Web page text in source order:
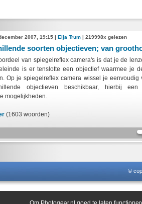
2007, 19:15 | Elja Trum| 219998x gelezen
soorten objectieven; van
van spiegelreflex camera's is dat je de
is er tenslotte een objectief waarmee je
Op je spiegelreflex camera wissel je eenvoudig
objectieven beschikbaar, hierbij
mogelijkheden.
(1603 woorden)
©